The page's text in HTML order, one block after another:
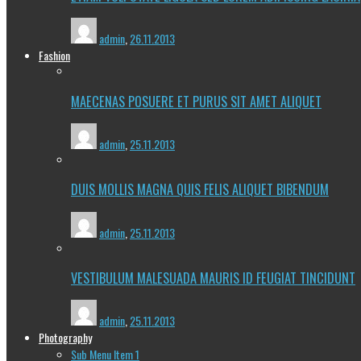
admin 26.11.2013
Fashion
MAECENAS POSUERE ET PURUS SIT AMET ALIQUET
admin 25.11.2013
DUIS MOLLIS MAGNA QUIS FELIS ALIQUET BIBENDUM
admin 25.11.2013
VESTIBULUM MALESUADA MAURIS ID FEUGIAT TINCIDUNT
admin,25.11.2013
Photography
Sub Menu Item 1